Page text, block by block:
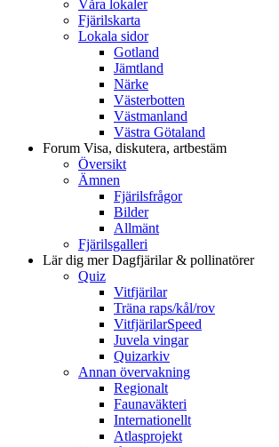
Våra lokaler
Fjärilskarta
Lokala sidor
Gotland
Jämtland
Närke
Västerbotten
Västmanland
Västra Götaland
Forum Visa, diskutera, artbestäm
Översikt
Ämnen
Fjärilsfrågor
Bilder
Allmänt
Fjärilsgalleri
Lär dig merDagfjärilar & pollinatörer
Quiz
Vitfjärilar
Träna raps/kål/rov
VitfjärilarSpeed
Juvela vingar
Quizarkiv
Annan övervakning
Regionalt
Faunaväkteri
Internationellt
Atlasprojekt